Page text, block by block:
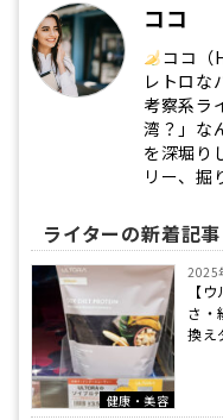
ココ
ココ（
レトロな
考察系ラ
湾？」な
を深堀り
リー、掘
ライターの新着記事
健康・美容
2025
【
さ・
換え